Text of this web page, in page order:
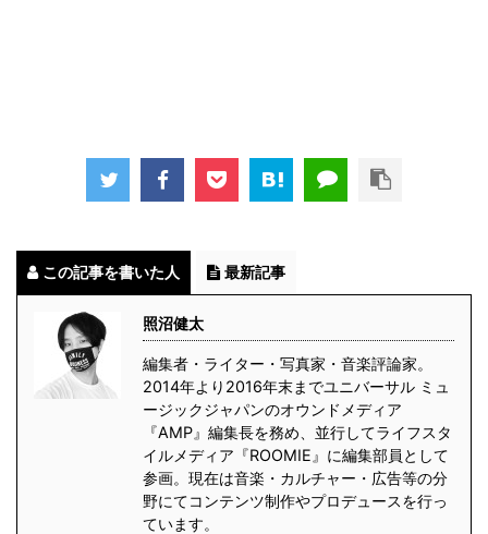
この記事を書いた人 最新記事
照沼健太
編集者・ライター・写真家・音楽評論家。
2014年より2016年末までユニバーサル ミュ
ージックジャパンのオウンドメディア
『AMP』編集長を務め、並行してライフスタ
イルメディア『ROOMIE』に編集部員として
参画。現在は音楽・カルチャー・広告等の分
野にてコンテンツ制作やプロデュースを行っ
ています。